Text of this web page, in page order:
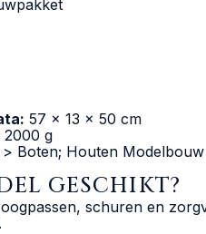
57 x 13 x 50 cm
2000 g
Boten; Houten
GESCHIKT?
schuren en